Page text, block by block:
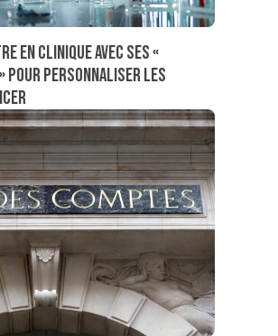
en clinique avec ses «
pour personnaliser les